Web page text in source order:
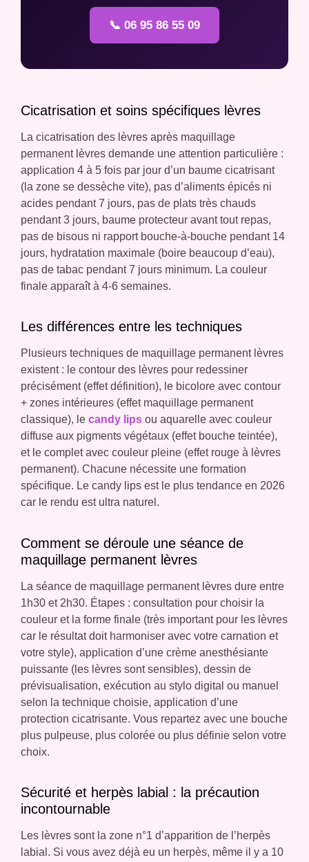
📞 06 95 86 55 09
Cicatrisation et soins spécifiques lèvres
La cicatrisation des lèvres après maquillage
permanent lèvres demande une attention particulière :
application 4 à 5 fois par jour d’un baume cicatrisant
(la zone se dessèche vite), pas d’aliments épicés ni
acides pendant 7 jours, pas de plats très chauds
pendant 3 jours, baume protecteur avant tout repas,
pas de bisous ni rapport bouche-à-bouche pendant 14
jours, hydratation maximale (boire beaucoup d’eau),
pas de tabac pendant 7 jours minimum. La couleur
finale apparaît à 4-6 semaines.
Les différences entre les techniques
Plusieurs techniques de maquillage permanent lèvres
existent : le contour des lèvres pour redessiner
précisément (effet définition), le bicolore avec contour
+ zones intérieures (effet maquillage permanent
classique), le candy lips ou aquarelle avec couleur
diffuse aux pigments végétaux (effet bouche teintée),
et le complet avec couleur pleine (effet rouge à lèvres
permanent). Chacune nécessite une formation
spécifique. Le candy lips est le plus tendance en 2026
car le rendu est ultra naturel.
Comment se déroule une séance de
maquillage permanent lèvres
La séance de maquillage permanent lèvres dure entre
1h30 et 2h30. Étapes : consultation pour choisir la
couleur et la forme finale (très important pour les lèvres
car le résultat doit harmoniser avec votre carnation et
votre style), application d’une crème anesthésiante
puissante (les lèvres sont sensibles), dessin de
prévisualisation, exécution au stylo digital ou manuel
selon la technique choisie, application d’une
protection cicatrisante. Vous repartez avec une bouche
plus pulpeuse, plus colorée ou plus définie selon votre
choix.
Sécurité et herpès labial : la précaution
incontournable
Les lèvres sont la zone n°1 d’apparition de l’herpès
labial. Si vous avez déjà eu un herpès, même il y a 10